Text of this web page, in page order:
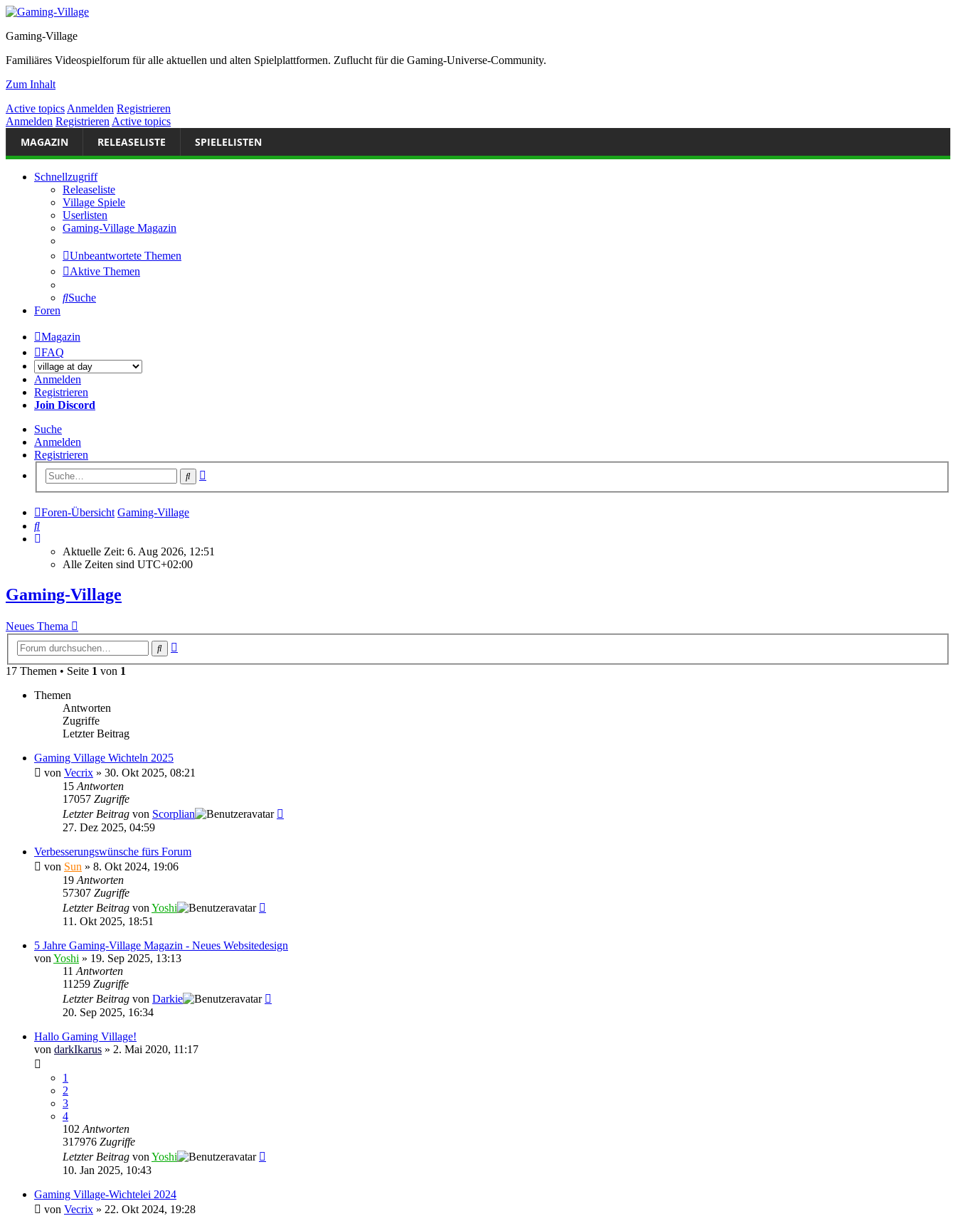
Gaming-Village
Familiäres Videospielforum für alle aktuellen und alten Spielplattformen. Zuflucht für die Gaming-Universe-Community.
Zum Inhalt
Active topics Anmelden Registrieren
Anmelden Registrieren Active topics
MAGAZIN RELEASELISTE SPIELELISTEN
Schnellzugriff
Releaseliste
Village Spiele
Userlisten
Gaming-Village Magazin
Unbeantwortete Themen
Aktive Themen
Suche
Foren
Magazin
FAQ
Anmelden
Registrieren
Join Discord
Suche
Anmelden
Registrieren
Suche
Foren-Übersicht Gaming-Village
Suche
Aktuelle Zeit: 6. Aug 2026, 12:51
Alle Zeiten sind UTC+02:00
Gaming-Village
Neues Thema
Suche
17 Themen • Seite 1 von 1
Themen
Antworten
Zugriffe
Letzter Beitrag
Gaming Village Wichteln 2025
von Vecrix » 30. Okt 2025, 08:21
15 Antworten
17057 Zugriffe
Letzter Beitrag von Scorplian
27. Dez 2025, 04:59
Verbesserungswünsche fürs Forum
von Sun » 8. Okt 2024, 19:06
19 Antworten
57307 Zugriffe
Letzter Beitrag von Yoshi
11. Okt 2025, 18:51
5 Jahre Gaming-Village Magazin - Neues Websitedesign
von Yoshi » 19. Sep 2025, 13:13
11 Antworten
11259 Zugriffe
Letzter Beitrag von Darkie
20. Sep 2025, 16:34
Hallo Gaming Village!
von darkIkarus » 2. Mai 2020, 11:17
1
2
3
4
102 Antworten
317976 Zugriffe
Letzter Beitrag von Yoshi
10. Jan 2025, 10:43
Gaming Village-Wichtelei 2024
von Vecrix » 22. Okt 2024, 19:28